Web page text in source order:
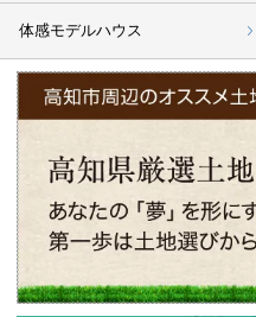
体感モデルハウス